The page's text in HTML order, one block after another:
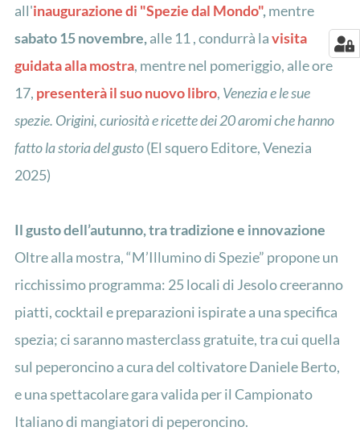
all'inaugurazione di "Spezie dal Mondo",mentre
sabato 15 novembre,alle 11 , condurrà lavisita
guidata alla mostra, mentre nel pomeriggio, alle ore
17, presenterà il suo nuovo libro, Venezia e le sue
spezie. Origini, curiosità e ricette dei 20 aromi che hanno
fatto la storia del gusto(El squero Editore, Venezia
2025)
Il gusto dell’autunno, tra tradizione e innovazione
Oltre alla mostra, “M’Illumino di Spezie” propone un
ricchissimo programma: 25 locali di Jesolo creeranno
piatti, cocktail e preparazioni ispirate a una specifica
spezia; ci saranno masterclass gratuite, tra cui quella
sul peperoncino a cura del coltivatore Daniele Berto,
e una spettacolare gara valida per il Campionato
Italiano di mangiatori di peperoncino.